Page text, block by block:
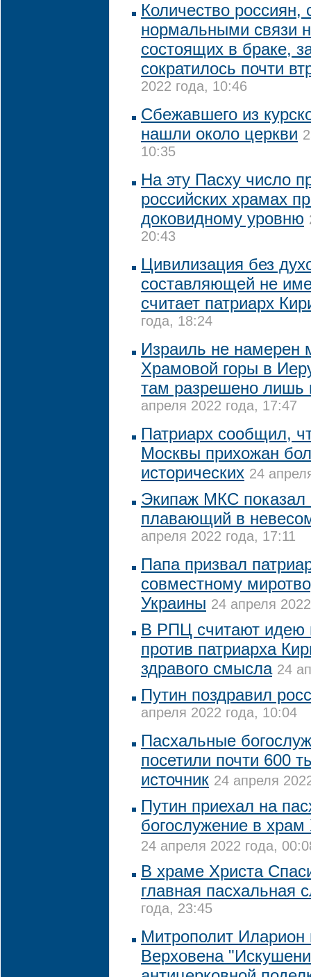
Количество
нормальными связи
состоящих в браке,
сократилось почти
2022 года, 10:46
Сбежавшего из
нашли около церкви
10:35
На эту Пасху число
российских храмах
доковидному уровню
20:43
Цивилизация без
составляющей не
считает патриарх
года, 18:24
Израиль не намерен
Храмовой горы в
там разрешено лишь
апреля 2022 года, 17:47
Патриарх сообщил,
Москвы прихожан
исторических 24
Экипаж МКС показал
плавающий в
апреля 2022 года, 17:11
Папа призвал
совместному
Украины 24 апреля
В РПЦ считают идею
против патриарха
здравого смысла 24
Путин поздравил
апреля 2022 года, 10:04
Пасхальные
посетили почти 600
источник 24 апреля
Путин приехал на
богослужение в
24 апреля 2022 года,
В храме Христа
главная пасхальная
года, 23:45
Митрополит
Верховена